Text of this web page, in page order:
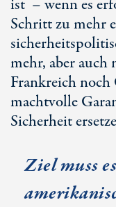
ist – wenn es
Schritt zu mehr
mehr, aber
Frankreich
machtvolle
Sicherheit
Ziel muss